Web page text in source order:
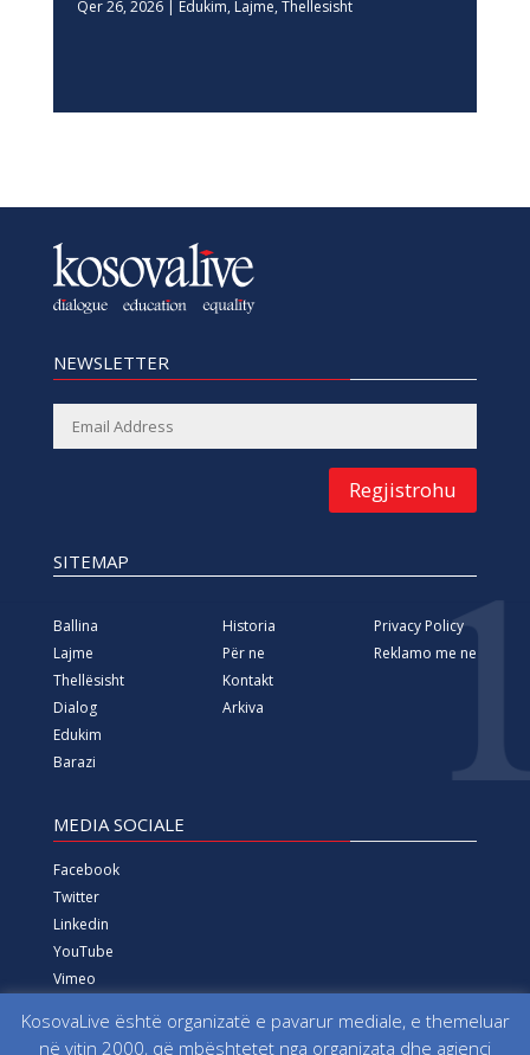
Qer 26, 2026| Edukim, Lajme, Thellesisht
NEWSLETTER
Regjistrohu
SITEMAP
Ballina
Lajme
Thellësisht
Dialog
Edukim
Barazi
Historia
Për ne
Kontakt
Arkiva
Privacy Policy
Reklamo me ne
MEDIA SOCIALE
Facebook
Twitter
Linkedin
YouTube
Vimeo
KosovaLive është organizatë e pavarur mediale, e themeluar
në vitin 2000, që mbështetet nga organizata dhe agjenci